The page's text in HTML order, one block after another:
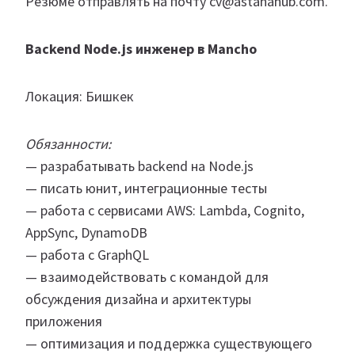
Backend Node.js инженер в Mancho
Локация: Бишкек
Обязанности:
— разрабатывать backend на Node.js
— писать юнит, интеграционные тесты
— работа с сервисами AWS: Lambda, Cognito,
AppSync, DynamoDB
— работа с GraphQL
— взаимодействовать с командой для
обсуждения дизайна и архитектуры
приложения
— оптимизация и поддержка существующего